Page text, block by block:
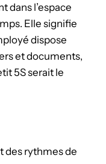
dans l’espace
Elle signifie
dispose
et documents,
5S serait le
des rythmes de